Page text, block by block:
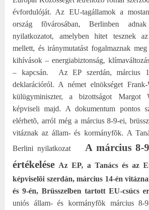
évfordulóját. Az EU-tagállamok a
ország fõvárosában, Berlinben
nyilatkozatot, amelyben hitet tesznek
mellett, és iránymutatást fogalmaznak
kihívások – energiabiztonság,
– kapcsán.
Az EP szerdán, március
deklarációról. A német elnökséget Frank-
külügyminiszter, a bizottságot Margot
képviseli majd.
A dokumentum pontos
elérhetõ, arról még a március 8-9-ei,
vitáznak az állam- és kormányfõk. A
Berlini nyilatkozat
A március 8-
értékelése Az EP, a Tanács és az
képviselõi szerdán, március 14-én
és 9-én, Brüsszelben tartott EU-csúcs
uniós állam- és kormányfõk március 8-